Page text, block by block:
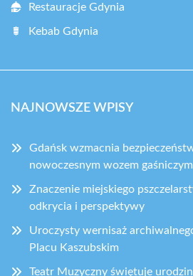
Restauracje Gdynia
Kebab Gdynia
NAJNOWSZE WPISY
Gdańsk wzmacnia
nowoczesnym wozem gaśniczym
Znaczenie miejskiego
odkrycia i perspektywy
Uroczysty wernisaż
Placu Kaszubskim
Teatr Muzyczny świętuje